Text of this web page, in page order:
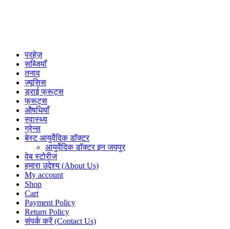
परहेज़
सब्जियाँ
तनाव
ज्यूसिस
ड्राई फ्रूट्स
फ्रूट्स
औषधियाँ
स्वास्थ्य
ग्रेन्स
बेस्ट आयुर्वेदिक डॉक्टर
आयुर्वेदिक डॉक्टर इन जयपुर
वेब स्टोरीज
हमारा उदेश्य (About Us)
My account
Shop
Cart
Payment Policy
Return Policy
संपर्क करें (Contact Us)